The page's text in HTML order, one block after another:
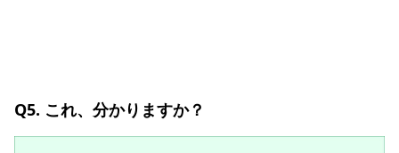
Q5. これ、分かりますか？